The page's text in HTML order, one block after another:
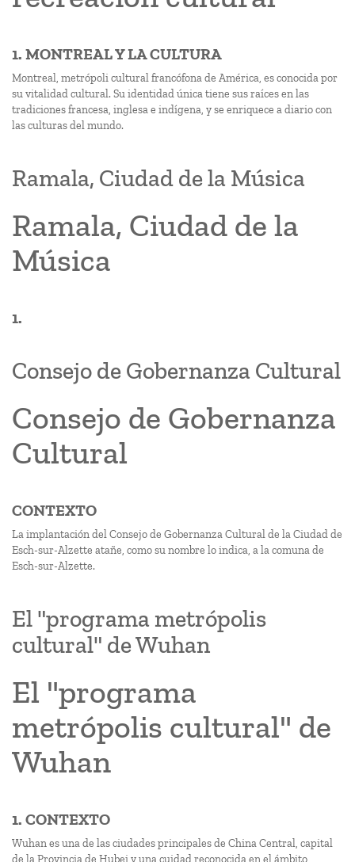
1. MONTREAL Y LA CULTURA
Montreal, metrópoli cultural francófona de América, es conocida por
su vitalidad cultural. Su identidad única tiene sus raíces en las
tradiciones francesa, inglesa e indígena, y se enriquece a diario con
las culturas del mundo.
Ramala, Ciudad de la Música
Ramala, Ciudad de la
Música
1.
Consejo de Gobernanza Cultural
Consejo de Gobernanza
Cultural
CONTEXTO
La implantación del Consejo de Gobernanza Cultural de la Ciudad de
Esch-sur-Alzette atañe, como su nombre lo indica, a la comuna de
Esch-sur-Alzette.
El "programa metrópolis
cultural" de Wuhan
El "programa
metrópolis cultural" de
Wuhan
1. CONTEXTO
Wuhan es una de las ciudades principales de China Central, capital
de la Provincia de Hubei y una cuidad reconocida en el ámbito